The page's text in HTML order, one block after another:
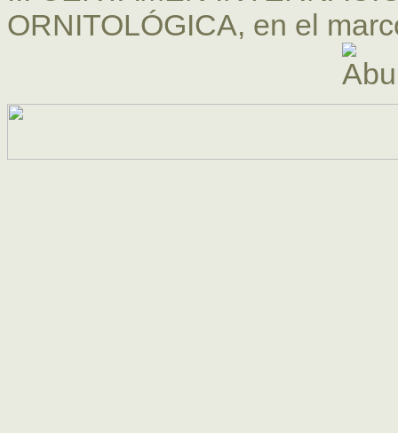
ORNITOLÓGICA, en el